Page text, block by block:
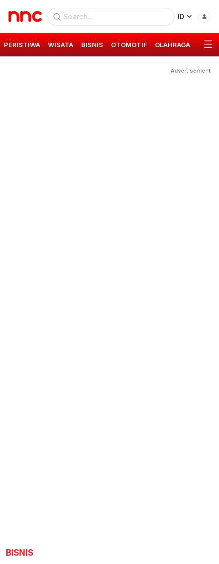
ID
PERISTIWA WISATA BISNIS OTOMOTIF OLAHRAGA GAYA
Advertisement
BISNIS